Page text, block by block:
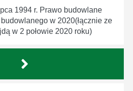
1994 r. Prawo budowlane
w 2020(łącznie ze
w 2 połowie 2020 roku)